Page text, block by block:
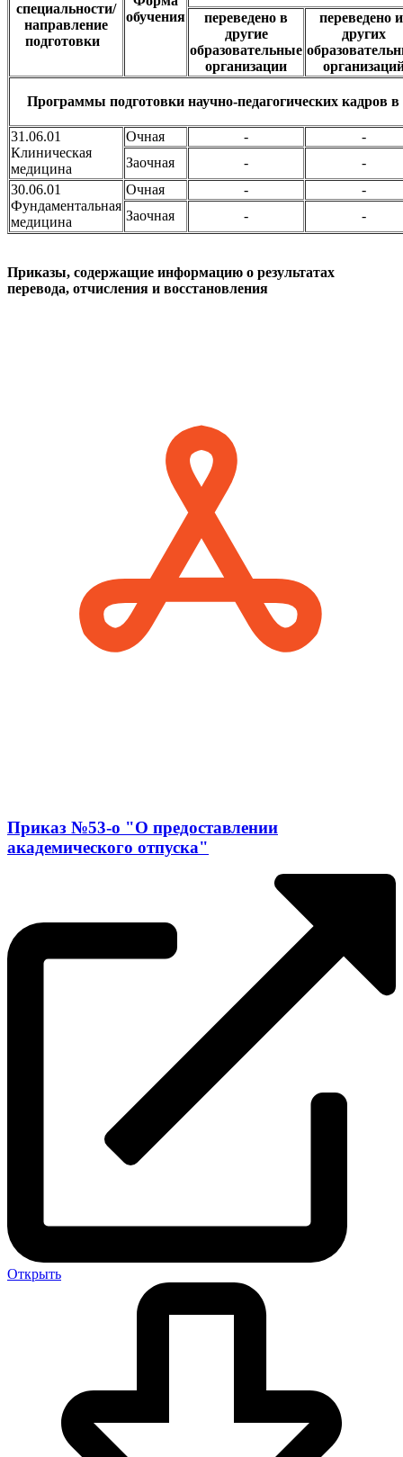
специальности/
направление
подготовки
обучения
переведено в
другие
образовательные
организации
переведено
других
Программы подготовки научно-педагогических кадров
31.06.01
Клиническая
медицина
Очная -
-
Заочная
-
-
30.06.01
Фундаментальная
медицина
Очная -
-
Заочная
- -
Приказы, содержащие информацию о результатах
перевода, отчисления и восстановления
Приказ №53-о "О предоставлении
академического отпуска"
Открыть